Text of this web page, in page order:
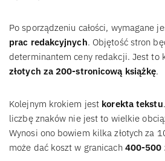
Po sporządzeniu całości, wymagane
prac redakcyjnych. Objętość stron
determinantem ceny redakcji. Jest to
złotych za 200-stronicową książkę.
Kolejnym krokiem jest korekta tekstu
liczbę znaków nie jest to wielkie
Wynosi ono bowiem kilka złotych za
może dać koszt w granicach 400-500